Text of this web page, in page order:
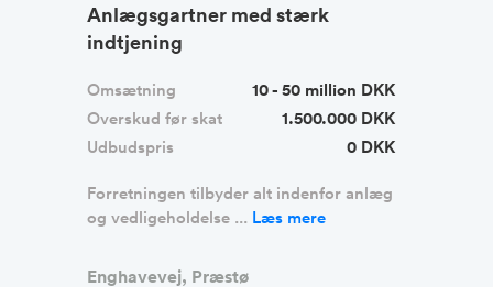
Anlægsgartner med stærk
indtjening
Omsætning
10 - 50 million DKK
Overskud før skat
1.500.000 DKK
Udbudspris
0 DKK
Forretningen tilbyder alt indenfor anlæg
og vedligeholdelse ... Læs mere
Enghavevej, Præstø